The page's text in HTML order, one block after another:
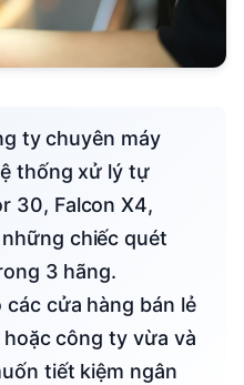
thống xử lý tự
30, Falcon X4,
chiếc quét
3 hãng.
cửa hàng bán lẻ
công ty vừa và
tiết kiệm ngân